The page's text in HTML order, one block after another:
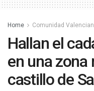
Home Comunidad
Hallan el
en una zona
castillo de